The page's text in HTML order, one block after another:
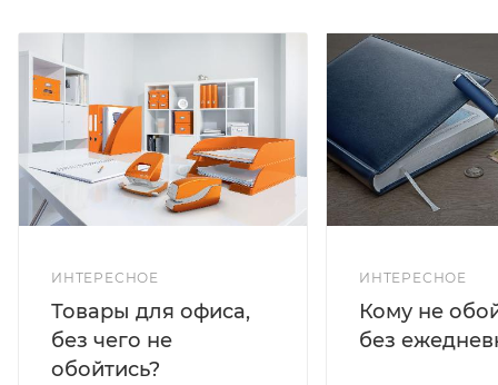
ИНТЕРЕСНОЕ
Товары для офиса,
без чего не
обойтись?
ИНТЕРЕСНОЕ
Кому не
без